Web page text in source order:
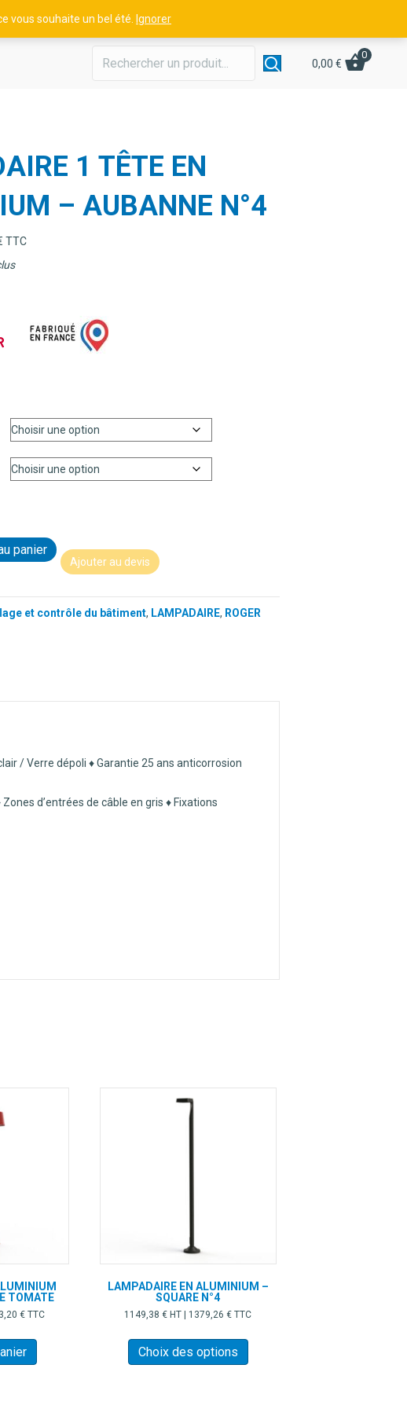
vous souhaite un bel été. Ignorer
0,00 €
0
1 TÊTE EN
– AUBANNE N°4
TTC
panier
Ajouter au devis
et contrôle du bâtiment, LAMPADAIRE, ROGER
/ Verre dépoli ♦ Garantie 25 ans anticorrosion
d’entrées de câble en gris ♦ Fixations
TOMATE
€TTC
LAMPADAIRE EN ALUMINIUM –
SQUARE N°4
1149,38€ HT | 1379,26€ TTC
Choix des options
a